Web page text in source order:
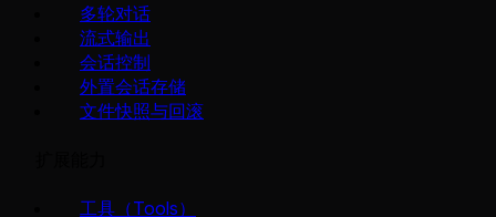
多轮对话
流式输出
会话控制
外置会话存储
文件快照与回滚
工具（Tools）